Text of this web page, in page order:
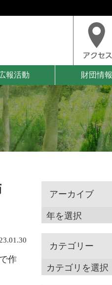
報活動 財団情報
作
アーカイブ
カテゴリー